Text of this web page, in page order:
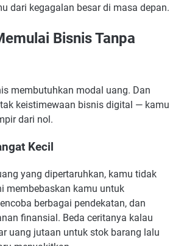
dari kegagalan besar di masa depan.
Bisnis Tanpa
membutuhkan modal uang. Dan
keistimewaan bisnis digital — kamu
dari nol.
Kecil
yang dipertaruhkan, kamu tidak
membebaskan kamu untuk
berbagai pendekatan, dan
finansial. Beda ceritanya kalau
uang jutaan untuk stok barang lalu